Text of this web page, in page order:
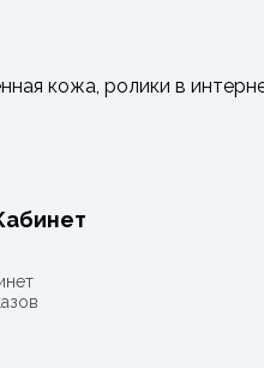
кожа, ролики в